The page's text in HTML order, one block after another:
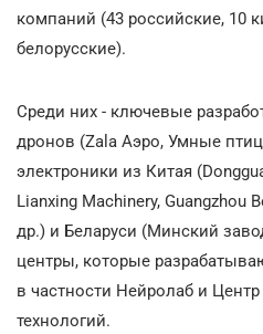
компаний (43 российские, 10
белорусские).
Среди них - ключевые
дронов (Zala Аэро, Умные
электроники из Китая
Lianxing Machinery, Guangzhou
др.) и Беларуси (Минский
центры, которые
в частности Нейролаб и
технологий.